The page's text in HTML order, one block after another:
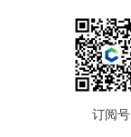
订阅号